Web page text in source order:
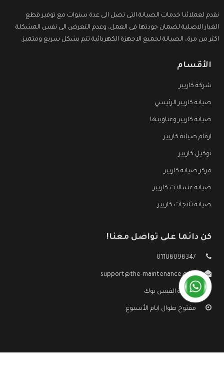
نقدم لعملائنا خدمات الصيانة التى تصل الى عدة سنوات مع توفير قطع
الغيار الاصلية لضمان جودتها فى العمل، وعدم التعرض الى نفس المشكلة
اكثر من مرة، الصيانة لجميع الاجهزة الكهربائية تتم بشكل سريع ومتميز.
الأقسام
شركة كاريير
صيانة كاريير الرئيسي
صيانة كاريير وعناوينها
ارقام صيانة كاريير
توكيل كاريير
مركز صيانة كاريير
صيانة غسالات كاريير
صيانة ثلاجات كاريير
كن دائما على تواصل معنا!
01108098347
support@the-maintenance.com
صفحة الفيس بوك
مفتوح طوال ايام الأسبوع